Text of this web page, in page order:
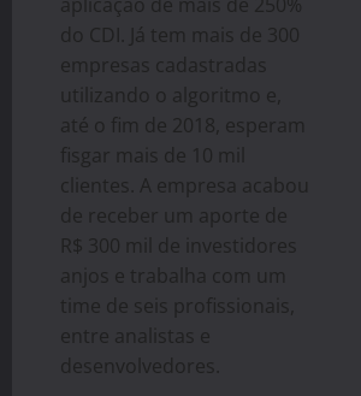
do CDI. Já tem mais de 300
empresas cadastradas
utilizando o algoritmo e,
até o fim de 2018, esperam
fisgar mais de 10 mil
clientes. A empresa acabou
de receber um aporte de
R$ 300 mil de investidores
anjos e trabalha com um
time de seis profissionais,
entre analistas e
desenvolvedores.